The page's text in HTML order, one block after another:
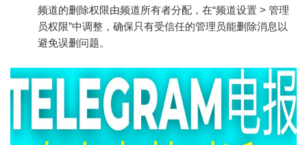
频道的删除权限由频道所有者分配，在“频道设置 > 管理
员权限”中调整，确保只有受信任的管理员能删除消息以
避免误删问题。